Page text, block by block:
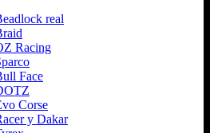
real
Racing
Face
Corse
y Dakar